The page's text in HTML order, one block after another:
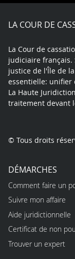
X
LA COUR DE
La Cour de
judiciaire français.
justice de l'Île de
essentielle:
La Haute
traitement devant
© Tous droits
DÉMARCHES
Comment faire un
Suivre mon affaire
Aide juridictionnelle
Certificat de non
Trouver un expert